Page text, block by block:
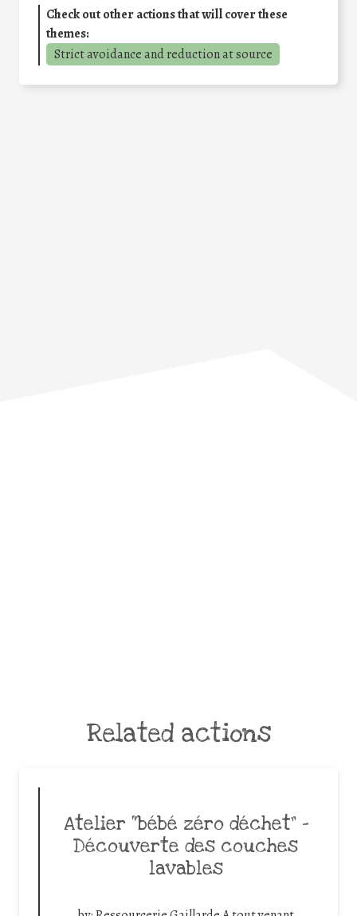
Check out other actions that will cover these
themes:
Strict avoidance and reduction at source
Related actions
Atelier “bébé zéro déchet” –
Découverte des couches
lavables